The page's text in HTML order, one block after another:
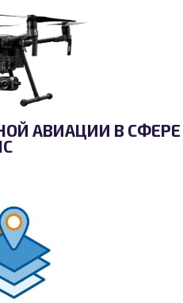
АВИАЦИИ В СФЕРЕ